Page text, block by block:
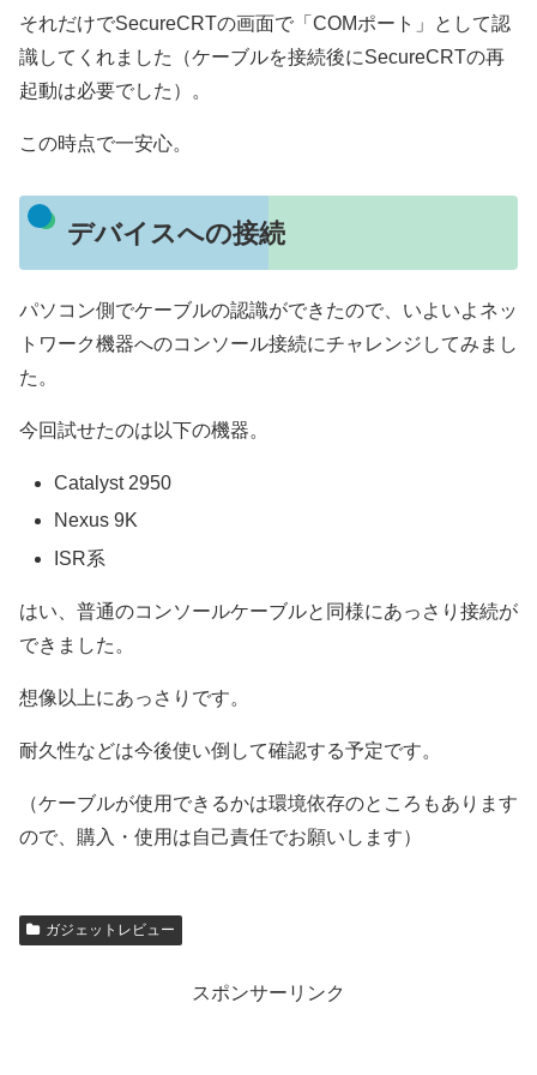
それだけでSecureCRTの画面で「COMポート」として認
識してくれました（ケーブルを接続後にSecureCRTの再
起動は必要でした）。
この時点で一安心。
デバイスへの接続
パソコン側でケーブルの認識ができたので、いよいよネッ
トワーク機器へのコンソール接続にチャレンジしてみまし
た。
今回試せたのは以下の機器。
Catalyst 2950
Nexus 9K
ISR系
はい、普通のコンソールケーブルと同様にあっさり接続が
できました。
想像以上にあっさりです。
耐久性などは今後使い倒して確認する予定です。
（ケーブルが使用できるかは環境依存のところもあります
ので、購入・使用は自己責任でお願いします）
ガジェットレビュー
スポンサーリンク